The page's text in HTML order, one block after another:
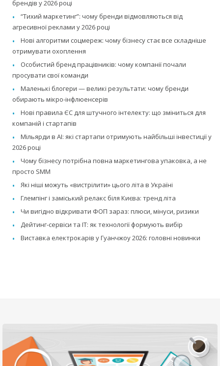
брендів у 2026 році
“Тихий маркетинг”: чому бренди відмовляються від
агресивної реклами у 2026 році
Нові алгоритми соцмереж: чому бізнесу стає все складніше
отримувати охоплення
Особистий бренд працівників: чому компанії почали
просувати свої команди
Маленькі блогери — великі результати: чому бренди
обирають мікро-інфлюенсерів
Нові правила ЄС для штучного інтелекту: що зміниться для
компаній і стартапів
Мільярди в AI: які стартапи отримують найбільші інвестиції у
2026 році
Чому бізнесу потрібна повна маркетингова упаковка, а не
просто SMM
Які ніші можуть «вистрілити» цього літа в Україні
Глемпінг і заміський релакс біля Києва: тренд літа
Чи вигідно відкривати ФОП зараз: плюси, мінуси, ризики
Дейтинг-сервіси та IT: як технології формують вибір
Виставка електрокарів у Гуанчжоу 2026: головні новинки